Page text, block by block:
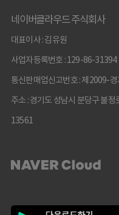
네이버클라우드 주식회사
대표이사 : 김유원
사업자등록번호 : 129-86-31394
통신판매업신고번호 : 제2009-
주소 : 경기도 성남시 분당구 불
13561